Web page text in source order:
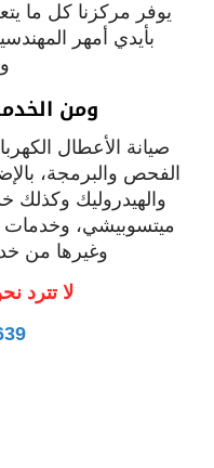
يوفر مركزنا كل ما
بأيدي أمهر
ومن
صيانة الأعطال
الفحص والبرمجة،
والهيدروليك
ميتسوبيشي، وخدمات
وغيرها من
لا تترد